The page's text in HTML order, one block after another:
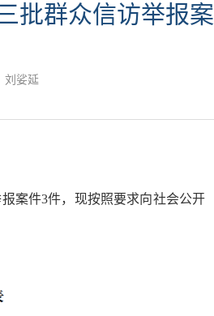
批群众信访举报案
刘娑延
案件3件，现按照要求向社会公开